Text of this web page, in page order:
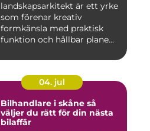
landskapsarkitekt är ett yrke
som förenar kreativ
formkänsla med praktisk
funktion och hållbar plane...
04. jul
Bilhandlare i skåne så
väljer du rätt för din nästa
bilaffär